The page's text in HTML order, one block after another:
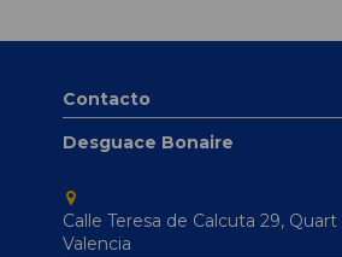
Contacto
Desguace Bonaire
Calle Teresa de Calcuta 29,
Valencia